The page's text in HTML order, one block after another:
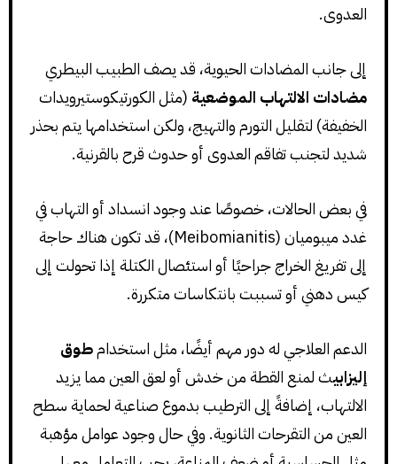
العدوى.
إلى جانب المضادات الحيوية، قد يصف الطبيب البيطري
مضادات الالتهاب الموضعية (مثل الكورتيكوستيرويدات
الخفيفة) لتقليل التورم والتهيج، ولكن استخدامها يتم بحذر
شديد لتجنب تفاقم العدوى أو حدوث قرح بالقرنية.
في بعض الحالات، خصوصًا عند وجود انسداد أو التهاب في
غدد ميبوميان (Meibomianitis)، قد تكون هناك حاجة
إلى تفريغ الخراج جراحيًا أو استئصال الكتلة إذا تحولت إلى
كيس دهني أو تسببت بانتكاسات متكررة.
الدعم العلاجي له دور مهم أيضًا، مثل استخدامطوق
إليزابيث لمنع القطة من خدش أو لعق العين مما يزيد
الالتهاب، إضافةً إلى الترطيب بدموع صناعية لحماية سطح
العين من التقرحات الثانوية. وفي حال وجود عوامل مؤهبة